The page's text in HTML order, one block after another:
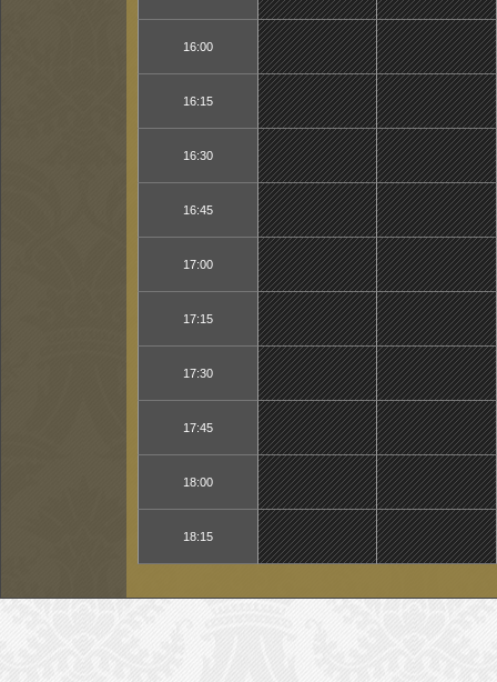
16:00
16:15
16:30
16:45
17:00
17:15
17:30
17:45
18:00
18:15